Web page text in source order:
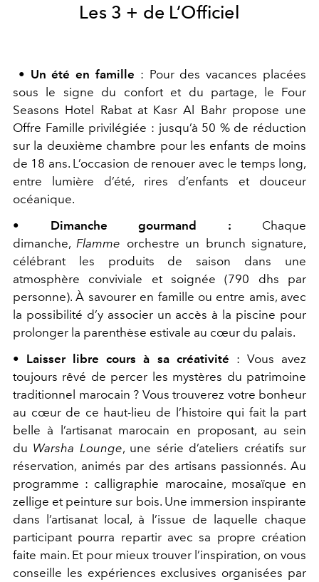
Les 3 + de L’Officiel
• Un été en famille : Pour des vacances placées
sous le signe du confort et du partage, le Four
Seasons Hotel Rabat at Kasr Al Bahr propose une
Offre Famille privilégiée : jusqu’à 50 % de réduction
sur la deuxième chambre pour les enfants de moins
de 18 ans. L’occasion de renouer avec le temps long,
entre lumière d’été, rires d’enfants et douceur
océanique.
• Dimanche gourmand :
Chaque
dimanche, Flamme orchestre un brunch signature,
célébrant les produits de saison dans une
atmosphère conviviale et soignée (790 dhs par
personne). À savourer en famille ou entre amis, avec
la possibilité d’y associer un accès à la piscine pour
prolonger la parenthèse estivale au cœur du palais.
• Laisser libre cours à sa créativité : Vous avez
toujours rêvé de percer les mystères du patrimoine
traditionnel marocain ? Vous trouverez votre bonheur
au cœur de ce haut-lieu de l’histoire qui fait la part
belle à l’artisanat marocain en proposant, au sein
du Warsha Lounge, une série d’ateliers créatifs sur
réservation, animés par des artisans passionnés. Au
programme : calligraphie marocaine, mosaïque en
zellige et peinture sur bois. Une immersion inspirante
dans l’artisanat local, à l’issue de laquelle chaque
participant pourra repartir avec sa propre création
faite main. Et pour mieux trouver l’inspiration, on vous
conseille les expériences exclusives organisées par